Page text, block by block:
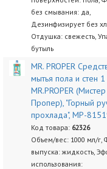
без смывания: да,
Дезинфизирует без
Отдушка: свежесть,
бутыль
MR. PROPER
мытья пола и стен 1
MR.PROPER (Мистер
Пропер), "Горный
прохлада", MP-
Код товара: 62326
Объем/вес: 1000 мл/г,
выпуска: жидкость,
использования: